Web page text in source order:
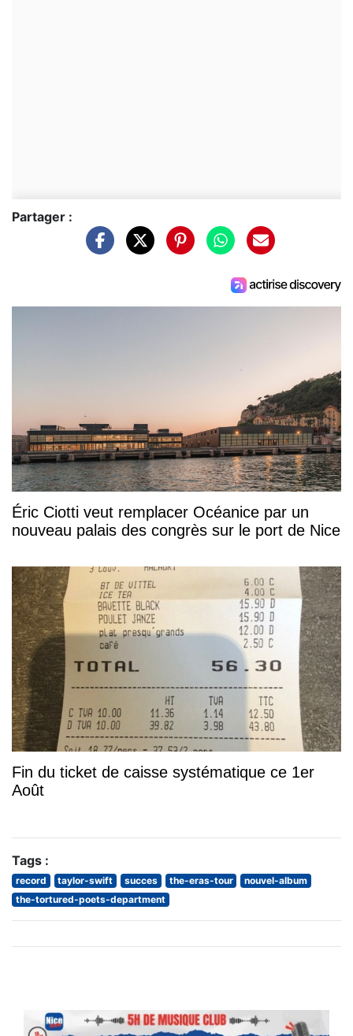
Partager :
Éric Ciotti veut remplacer Océanice par un
nouveau palais des congrès sur le port de Nice
Fin du ticket de caisse systématique ce 1er
Août
Tags :
record taylor-swift succes the-eras-tour
nouvel-album
the-tortured-poets-department